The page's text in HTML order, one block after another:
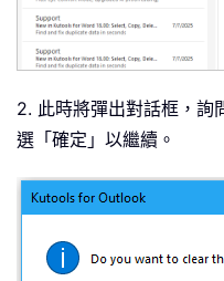
2. 此時將彈出對話框，詢
選「確定」以繼續。